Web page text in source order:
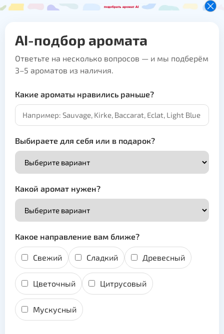
AI-подбор аромата
Ответьте на несколько вопросов — и мы подберём
3–5 ароматов из наличия.
Какие ароматы нравились раньше?
Выбираете для себя или в подарок?
Какой аромат нужен?
Какое направление вам ближе?
Свежий Сладкий Древесный
Цветочный Цитрусовый
Мускусный